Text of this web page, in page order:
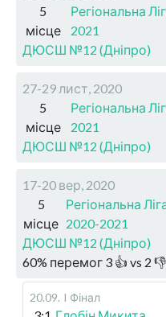
5
місце
Регіональна
2021
ДЮСШ №12 (Дніпро)
27-29 лист, 2020
5
місце
Регіональна
2021
ДЮСШ №12 (Дніпро)
17-20 вер, 2020
5
місце
Регіональна
2020-2021
ДЮСШ №12 (Дніпро)
60% перемог 3 👍 vs 2 👎
20.09. I Фінал